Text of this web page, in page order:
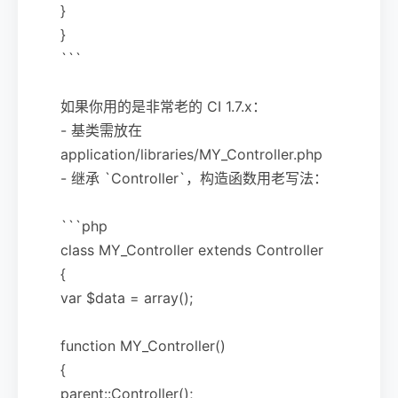
}
}
```
如果你用的是非常老的 CI 1.7.x：
- 基类需放在
application/libraries/MY_Controller.php
- 继承 `Controller`，构造函数用老写法：
```php
class MY_Controller extends Controller
{
var $data = array();
function MY_Controller()
{
parent::Controller();